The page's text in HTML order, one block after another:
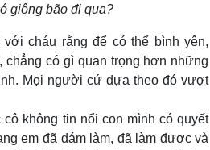
giông bão đi qua?
cháu rằng để có thể bình yên,
có gì quan trọng hơn những
Mọi người cứ dựa theo đó vượt
không tin nổi con mình có quyết
em đã dám làm, đã làm được và